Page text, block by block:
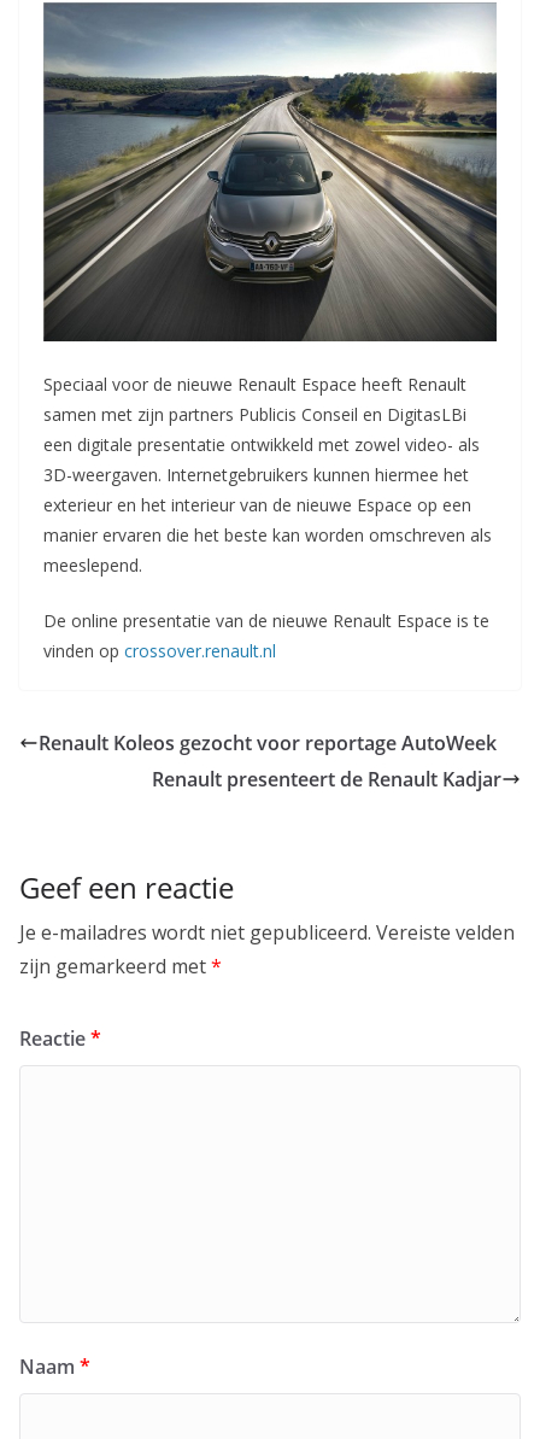
Speciaal voor de nieuwe Renault Espace heeft Renault
samen met zijn partners Publicis Conseil en DigitasLBi
een digitale presentatie ontwikkeld met zowel video- als
3D-weergaven. Internetgebruikers kunnen hiermee het
exterieur en het interieur van de nieuwe Espace op een
manier ervaren die het beste kan worden omschreven als
meeslepend.
De online presentatie van de nieuwe Renault Espace is te
vinden op crossover.renault.nl
Renault Koleos gezocht voor reportage AutoWeek
Renault presenteert de Renault Kadjar
Geef een reactie
Je e-mailadres wordt niet gepubliceerd. Vereiste velden
zijn gemarkeerd met*
Reactie*
Naam *